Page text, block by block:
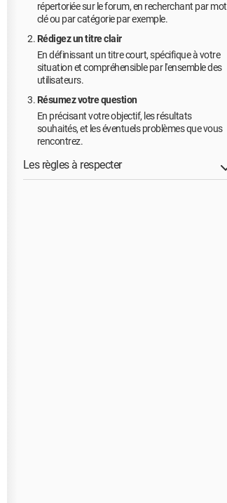
répertoriée sur le forum, en recherchant par mot
clé ou par catégorie par exemple.
Rédigez un titre clair
En définissant un titre court, spécifique à votre
situation et compréhensible par l'ensemble des
utilisateurs.
Résumez votre question
En précisant votre objectif, les résultats
souhaités, et les éventuels problèmes que vous
rencontrez.
Les règles à respecter